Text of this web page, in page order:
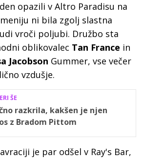
opazili v Altro Paradisu na
ni bila zgolj slastna
vroči poljubi. Družbo sta
oblikovalec Tan France in
Jacobson Gummer, vse večer
vzdušje.
ŠE
razkrila, kakšen je njen
z Bradom Pittom
je par odšel v Ray's Bar,